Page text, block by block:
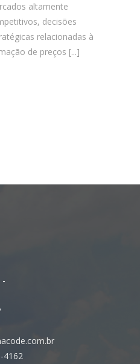
altamente
decisões
relacionadas à
de preços [...]
-
4162